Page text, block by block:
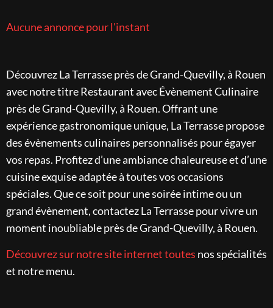
Aucune annonce pour l'instant
Découvrez La Terrasse près de Grand-Quevilly, à Rouen
avec notre titre Restaurant avec Évènement Culinaire
près de Grand-Quevilly, à Rouen. Offrant une
expérience gastronomique unique, La Terrasse propose
des évènements culinaires personnalisés pour égayer
vos repas. Profitez d’une ambiance chaleureuse et d’une
cuisine exquise adaptée à toutes vos occasions
spéciales. Que ce soit pour une soirée intime ou un
grand évènement, contactez La Terrasse pour vivre un
moment inoubliable près de Grand-Quevilly, à Rouen.
Découvrez sur notre site internet toutes nos spécialités
et notre menu.